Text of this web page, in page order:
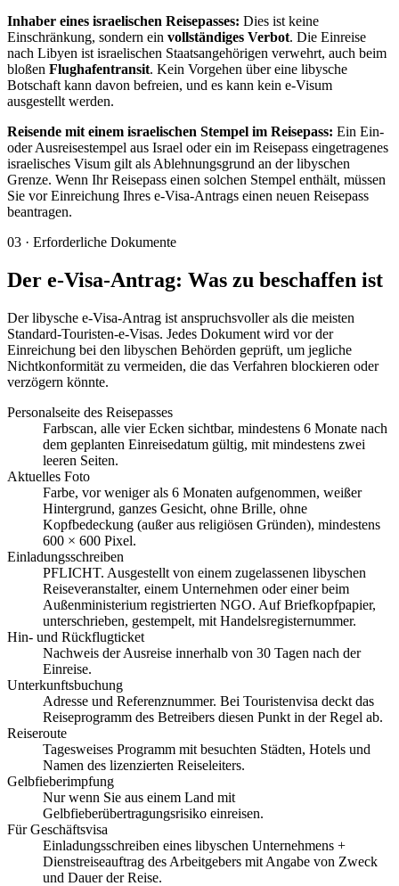
Inhaber eines israelischen Reisepasses: Dies ist keine
Einschränkung, sondern ein vollständiges Verbot. Die Einreise
nach Libyen ist israelischen Staatsangehörigen verwehrt, auch beim
bloßen Flughafentransit. Kein Vorgehen über eine libysche
Botschaft kann davon befreien, und es kann kein e-Visum
ausgestellt werden.
Reisende mit einem israelischen Stempel im Reisepass: Ein Ein-
oder Ausreisestempel aus Israel oder ein im Reisepass eingetragenes
israelisches Visum gilt als Ablehnungsgrund an der libyschen
Grenze. Wenn Ihr Reisepass einen solchen Stempel enthält, müssen
Sie vor Einreichung Ihres e-Visa-Antrags einen neuen Reisepass
beantragen.
03 · Erforderliche Dokumente
Der e-Visa-Antrag: Was zu beschaffen ist
Der libysche e-Visa-Antrag ist anspruchsvoller als die meisten
Standard-Touristen-e-Visas. Jedes Dokument wird vor der
Einreichung bei den libyschen Behörden geprüft, um jegliche
Nichtkonformität zu vermeiden, die das Verfahren blockieren oder
verzögern könnte.
Personalseite des Reisepasses
Farbscan, alle vier Ecken sichtbar, mindestens 6 Monate nach
dem geplanten Einreisedatum gültig, mit mindestens zwei
leeren Seiten.
Aktuelles Foto
Farbe, vor weniger als 6 Monaten aufgenommen, weißer
Hintergrund, ganzes Gesicht, ohne Brille, ohne
Kopfbedeckung (außer aus religiösen Gründen), mindestens
600 × 600 Pixel.
Einladungsschreiben
PFLICHT. Ausgestellt von einem zugelassenen libyschen
Reiseveranstalter, einem Unternehmen oder einer beim
Außenministerium registrierten NGO. Auf Briefkopfpapier,
unterschrieben, gestempelt, mit Handelsregisternummer.
Hin- und Rückflugticket
Nachweis der Ausreise innerhalb von 30 Tagen nach der
Einreise.
Unterkunftsbuchung
Adresse und Referenznummer. Bei Touristenvisa deckt das
Reiseprogramm des Betreibers diesen Punkt in der Regel ab.
Reiseroute
Tagesweises Programm mit besuchten Städten, Hotels und
Namen des lizenzierten Reiseleiters.
Gelbfieberimpfung
Nur wenn Sie aus einem Land mit
Gelbfieberübertragungsrisiko einreisen.
Für Geschäftsvisa
Einladungsschreiben eines libyschen Unternehmens +
Dienstreiseauftrag des Arbeitgebers mit Angabe von Zweck
und Dauer der Reise.